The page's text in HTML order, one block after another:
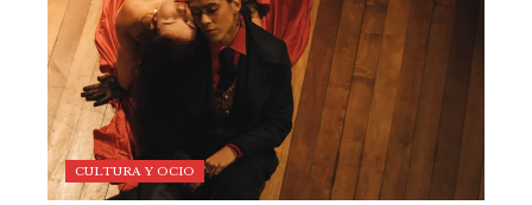
CULTURA Y OCIO